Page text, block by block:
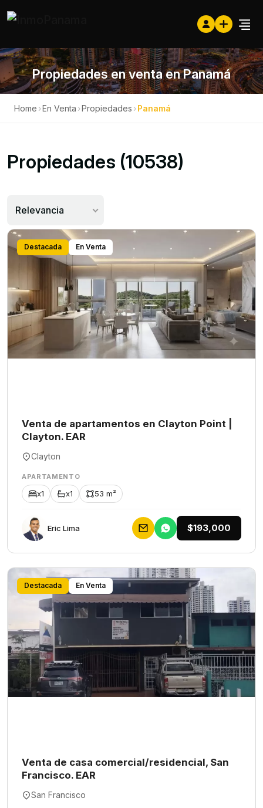
Propiedades en venta en Panamá
Home ›En Venta ›Propiedades ›Panamá
Propiedades (10538)
Relevancia
Destacada En Venta
Venta de apartamentos en Clayton Point |
Clayton. EAR
Clayton
APARTAMENTO
x1 x1 53 m²
Eric Lima $193,000
Destacada En Venta
Venta de casa comercial/residencial, San
Francisco. EAR
San Francisco